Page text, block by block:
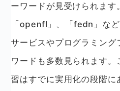
ーワードが見受けられます
「openfl」、「fedn」な
サービスやプログラミング
ワードも多数見られます。
習はすでに実用化の段階に